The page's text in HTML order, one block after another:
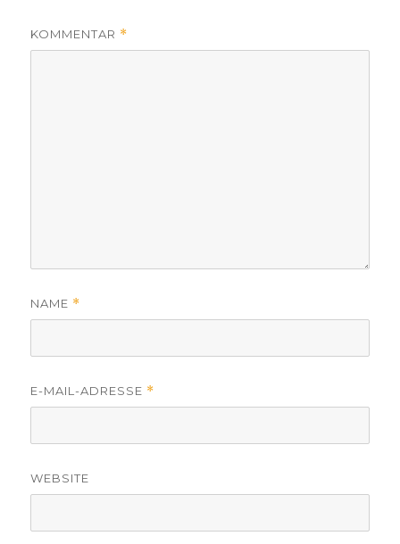
KOMMENTAR *
NAME *
E-MAIL-ADRESSE *
WEBSITE